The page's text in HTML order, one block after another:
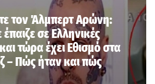
τον Άλμπερτ Αρώνη:
σε Ελληνικές
τώρα έχει Εθισμό στα
– Πώς ήταν και πώς